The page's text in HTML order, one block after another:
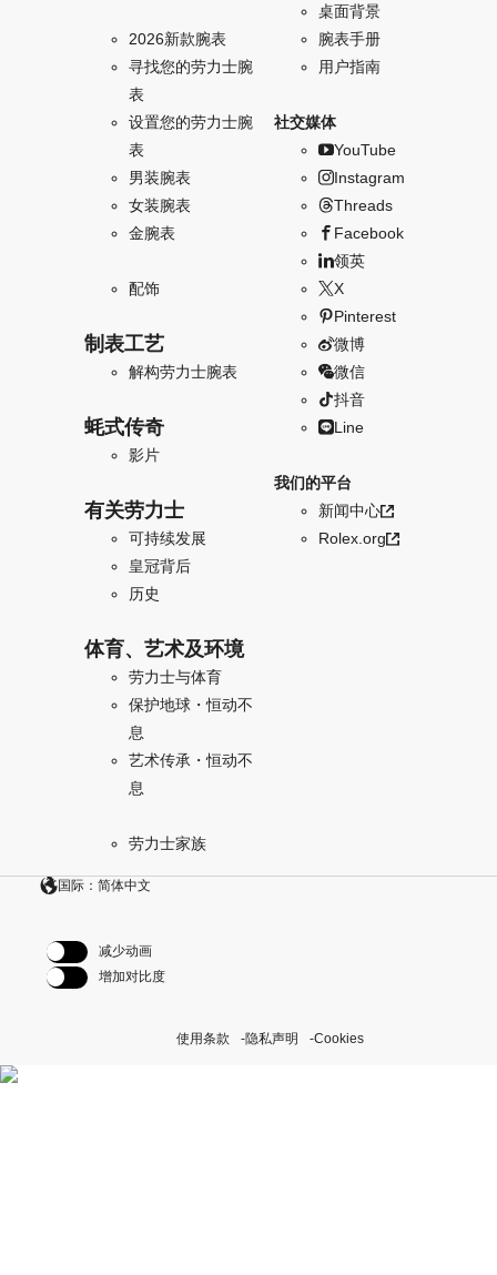
2026新款腕表
寻找您的劳力士腕
表
设置您的劳力士腕
表
男装腕表
女装腕表
金腕表
配饰
制表工艺
解构劳力士腕表
蚝式传奇
影片
有关劳力士
可持续发展
皇冠背后
历史
体育、艺术及环境
劳力士与体育
保护地球・恒动不
息
艺术传承・恒动不
息
劳力士家族
桌面背景
腕表手册
用户指南
社交媒体
YouTube
Instagram
Threads
Facebook
领英
X
Pinterest
微博
微信
抖音
Line
我们的平台
新闻中心
Rolex.org
国际：简体中文
减少动画
增加对比度
使用条款 隐私声明 Cookies